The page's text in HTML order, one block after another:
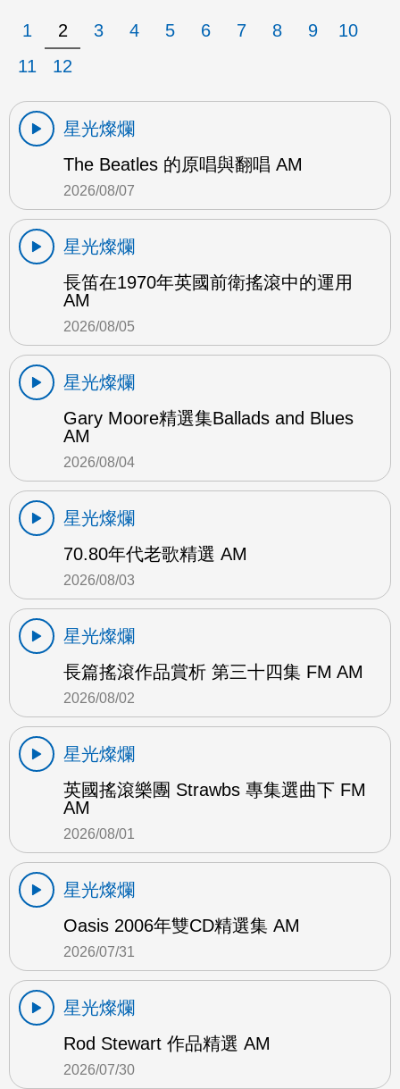
1 2 3 4 5 6 7 8 9
10
11
12
星光燦爛
The Beatles 的原唱與翻唱 AM
2026/08/07
星光燦爛
長笛在1970年英國前衛搖滾中的運用
AM
2026/08/05
星光燦爛
Gary Moore精選集Ballads and Blues
AM
2026/08/04
星光燦爛
70.80年代老歌精選 AM
2026/08/03
星光燦爛
長篇搖滾作品賞析 第三十四集 FM AM
2026/08/02
星光燦爛
英國搖滾樂團 Strawbs 專集選曲下 FM
AM
2026/08/01
星光燦爛
Oasis 2006年雙CD精選集 AM
2026/07/31
星光燦爛
Rod Stewart 作品精選 AM
2026/07/30